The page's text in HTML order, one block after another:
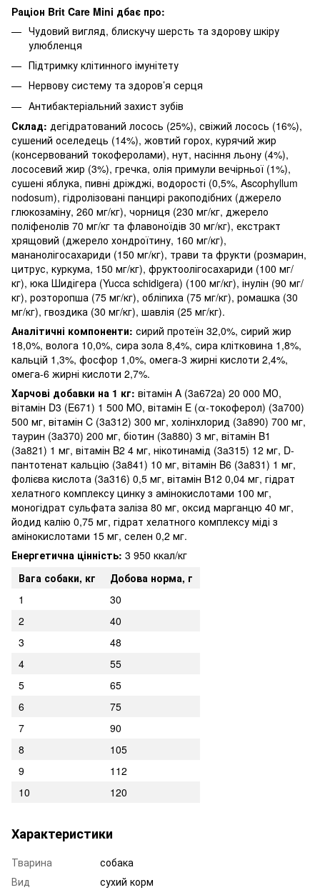
Раціон Brit Care Mini дбає про:
Чудовий вигляд, блискучу шерсть та здорову шкіру
улюбленця
Підтримку клітинного імунітету
Нервову систему та здоров’я серця
Антибактеріальний захист зубів
Склад: дегідратований лосось (25%), свіжий лосось (16%),
сушений оселедець (14%), жовтий горох, курячий жир
(консервований токоферолами), нут, насіння льону (4%),
лососевий жир (3%), гречка, олія примули вечірньої (1%),
сушені яблука, пивні дріжджі, водорості (0,5%, Ascophyllum
nodosum), гідролізовані панцирі ракоподібних (джерело
глюкозаміну, 260 мг/кг), чорниця (230 мг/кг, джерело
поліфенолів 70 мг/кг та флавоноїдів 30 мг/кг), екстракт
хрящовий (джерело хондроїтину, 160 мг/кг),
мананолігосахариди (150 мг/кг), трави та фрукти (розмарин,
цитрус, куркума, 150 мг/кг), фруктоолігосахариди (100 мг/
кг), юка Шидігера (Yucca schidigera) (100 мг/кг), інулін (90 мг/
кг), розторопша (75 мг/кг), обліпиха (75 мг/кг), ромашка (30
мг/кг), гвоздика (30 мг/кг), шавлія (25 мг/кг).
Аналітичні компоненти: сирий протеїн 32,0%, сирий жир
18,0%, волога 10,0%, сира зола 8,4%, сира клітковина 1,8%,
кальцій 1,3%, фосфор 1,0%, омега-3 жирні кислоти 2,4%,
омега-6 жирні кислоти 2,7%.
Харчові добавки на 1 кг: вітамін A (3a672a) 20 000 МО,
вітамін D3 (E671) 1 500 МО, вітамін E (α-токоферол) (3a700)
500 мг, вітамін C (3a312) 300 мг, холінхлорид (3a890) 700 мг,
таурин (3a370) 200 мг, біотин (3a880) 3 мг, вітамін B1
(3a821) 1 мг, вітамін B2 4 мг, нікотинамід (3a315) 12 мг, D-
пантотенат кальцію (3a841) 10 мг, вітамін B6 (3a831) 1 мг,
фолієва кислота (3a316) 0,5 мг, вітамін B12 0,04 мг, гідрат
хелатного комплексу цинку з амінокислотами 100 мг,
моногідрат сульфата заліза 80 мг, оксид марганцю 40 мг,
йодид калію 0,75 мг, гідрат хелатного комплексу міді з
амінокислотами 15 мг, селен 0,2 мг.
Енергетична цінність: 3 950 ккал/кг
Вага собаки, кг
Добова норма, г
1
30
2
40
3
48
4
55
5
65
6
75
7
90
8
105
9
112
10
120
Характеристики
Тварина
собака
Вид
сухий корм